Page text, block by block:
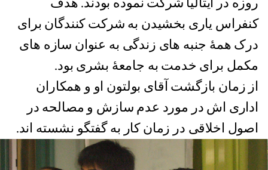
کنفراس یاری بخشیدن به شرکت کنندگان برای
درک همۀ جنبه های زندگی به عنوان سازه های
مکمل برای خدمت به جامعۀ بشری بود.
از زمان بازگشت آقای بولتون او و همکاران
اداری اش در مورد عدم سازش و مصالحه در
اصول اخلاقی در زمان کار به گفتگو نشسته اند.